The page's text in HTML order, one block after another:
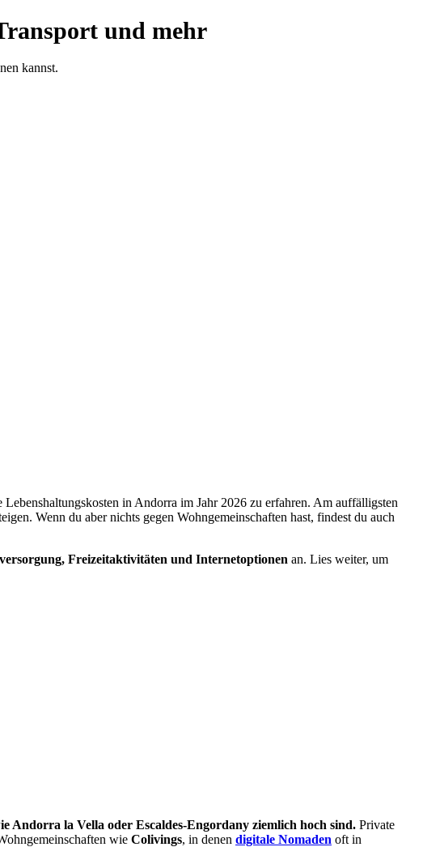
und mehr
kannst.
in Andorra im Jahr 2026 zu erfahren. Am auffälligsten
Wenn du aber nichts gegen Wohngemeinschaften hast, findest du auch
Freizeitaktivitäten und Internetoptionen an. Lies weiter, um
Andorra la Vella oder Escaldes-Engordany ziemlich hoch sind. Private
wie Colivings, in denen digitale Nomaden oft in